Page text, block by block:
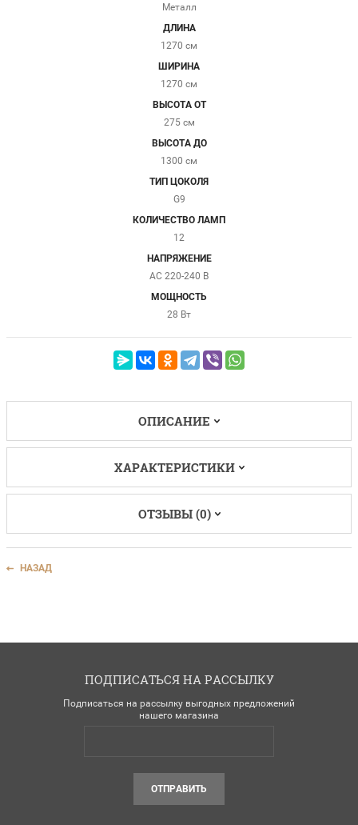
Металл
ДЛИНА
1270 см
ШИРИНА
1270 см
ВЫСОТА ОТ
275 см
ВЫСОТА ДО
1300 см
ТИП ЦОКОЛЯ
G9
КОЛИЧЕСТВО ЛАМП
12
НАПРЯЖЕНИЕ
AC 220-240 В
МОЩНОСТЬ
28 Вт
ОПИСАНИЕ
ХАРАКТЕРИСТИКИ
ОТЗЫВЫ (0)
НАЗАД
ПОДПИСАТЬСЯ НА РАССЫЛКУ
Подписаться на рассылку выгодных предложений
нашего магазина
ОТПРАВИТЬ